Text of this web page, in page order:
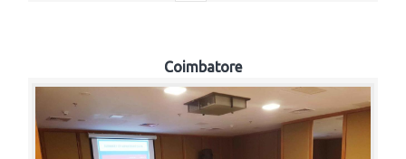
Coimbatore